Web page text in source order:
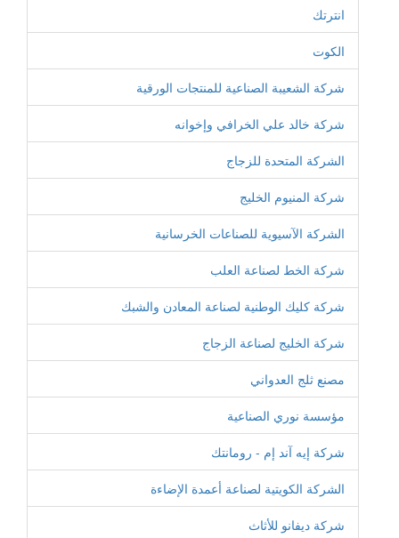
انترتك
الكوت
شركة الشعيبة الصناعية للمنتجات الورقية
شركة خالد علي الخرافي وإخوانه
الشركة المتحدة للزجاج
شركة المنيوم الخليج
الشركة الآسيوية للصناعات الخرسانية
شركة الخط لصناعة العلب
شركة كليك الوطنية لصناعة المعادن والشبك
شركة الخليج لصناعة الزجاج
مصنع ثلج العدواني
مؤسسة نوري الصناعية
شركة إيه آند إم - رومانتك
الشركة الكويتية لصناعة أعمدة الإضاءة
شركة ديفانو للأثاث